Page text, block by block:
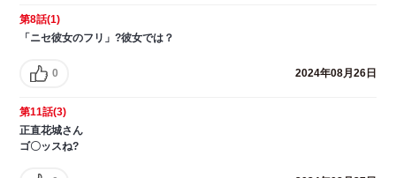
第8話(1)
「ニセ彼女のフリ」?彼女では？
0 2024年08月26日
第11話(3)
正直花城さん
ゴ〇ッスね?